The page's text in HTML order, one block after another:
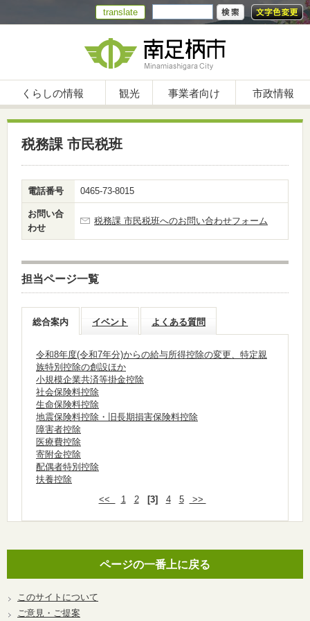
translate
くらしの情報 観光 事業者向け 市政情報
税務課 市民税班
電話番号 0465-73-8015
お問い合
わせ
税務課 市民税班へのお問い合わせフォーム
担当ページ一覧
総合案内 イベント よくある質問
令和8年度(令和7年分)からの給与所得控除の変更、特定親
族特別控除の創設ほか
小規模企業共済等掛金控除
社会保険料控除
生命保険料控除
地震保険料控除・旧長期損害保険料控除
障害者控除
医療費控除
寄附金控除
配偶者特別控除
扶養控除
<<
1 2 [3] 4 5 >>
ページの一番上に戻る
このサイトについて
ご意見・ご提案